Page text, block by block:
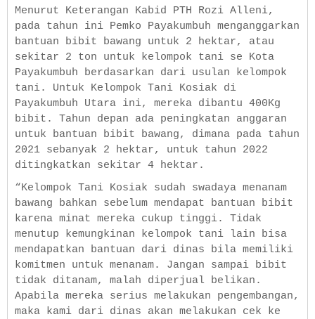
Menurut Keterangan Kabid PTH Rozi Alleni,
pada tahun ini Pemko Payakumbuh menganggarkan
bantuan bibit bawang untuk 2 hektar, atau
sekitar 2 ton untuk kelompok tani se Kota
Payakumbuh berdasarkan dari usulan kelompok
tani. Untuk Kelompok Tani Kosiak di
Payakumbuh Utara ini, mereka dibantu 400Kg
bibit. Tahun depan ada peningkatan anggaran
untuk bantuan bibit bawang, dimana pada tahun
2021 sebanyak 2 hektar, untuk tahun 2022
ditingkatkan sekitar 4 hektar.
“Kelompok Tani Kosiak sudah swadaya menanam
bawang bahkan sebelum mendapat bantuan bibit
karena minat mereka cukup tinggi. Tidak
menutup kemungkinan kelompok tani lain bisa
mendapatkan bantuan dari dinas bila memiliki
komitmen untuk menanam. Jangan sampai bibit
tidak ditanam, malah diperjual belikan.
Apabila mereka serius melakukan pengembangan,
maka kami dari dinas akan melakukan cek ke